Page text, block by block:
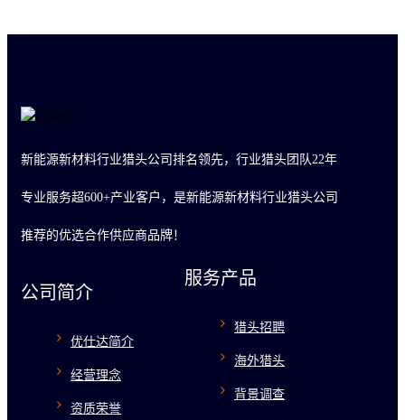
新能源新材料行业猎头公司排名领先，行业猎头团队22年
专业服务超600+产业客户，是新能源新材料行业猎头公司
推荐的优选合作供应商品牌！
公司简介
优仕达简介
经营理念
资质荣誉
服务产品
猎头招聘
海外猎头
背景调查